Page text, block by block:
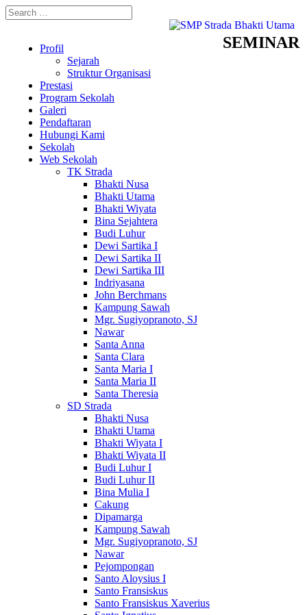
Profil
Sejarah
Struktur Organisasi
Prestasi
Program Sekolah
Galeri
Pendaftaran
Hubungi Kami
Sekolah
Web Sekolah
TK Strada
Bhakti Nusa
Bhakti Utama
Bhakti Wiyata
Bina Sejahtera
Budi Luhur
Dewi Sartika I
Dewi Sartika II
Dewi Sartika III
Indriyasana
John Berchmans
Kampung Sawah
Mgr. Sugiyopranoto, SJ
Nawar
Santa Anna
Santa Clara
Santa Maria I
Santa Maria II
Santa Theresia
SD Strada
Bhakti Nusa
Bhakti Utama
Bhakti Wiyata I
Bhakti Wiyata II
Budi Luhur I
Budi Luhur II
Bina Mulia I
Cakung
Dipamarga
Kampung Sawah
Mgr. Sugiyopranoto, SJ
Nawar
Pejompongan
Santo Aloysius I
Santo Fransiskus
Santo Fransiskus Xaverius
SEMINAR